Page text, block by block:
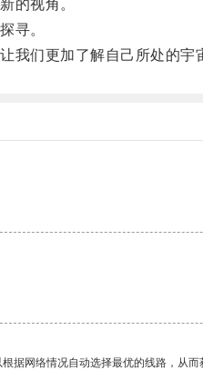
的视角。
寻。
们更加了解自己所处的宇
据网络情况自动选择最优的线路，从而